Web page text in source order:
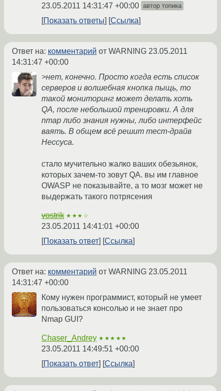
23.05.2011 14:31:47 +00:00 автор топика
Показать ответы Ссылка
Ответ на: комментарий от WARNING 23.05.2011
14:31:47 +00:00
>нет, конечно. Просто когда есть список
серверов и волшебная кнопка пыщь, то
такой мониторинг может делать хоть
QA, после небольшой тренировки. А для
nmap либо знания нужны, либо интерфейс
ваять. В общем всё решит тест-драйв
Нессуса.
стало мучительно жалко ваших обезьянок,
которых зачем-то зовут QA. вы им главное
OWASP не показывайте, а то мозг может не
выдержать такого потрясения
vostrik ★★★☆
23.05.2011 14:41:01 +00:00
Показать ответ
Ссылка
Ответ на: комментарий от WARNING 23.05.2011
14:31:47 +00:00
Кому нужен программист, который не умеет
пользоваться консолью и не знает про
Nmap GUI?
Chaser_Andrey ★★★★★
23.05.2011 14:49:51 +00:00
Показать ответ
Ссылка